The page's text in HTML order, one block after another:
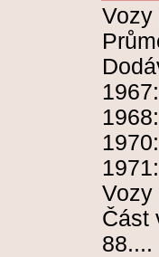
Vozy
Vozy
Část
88....